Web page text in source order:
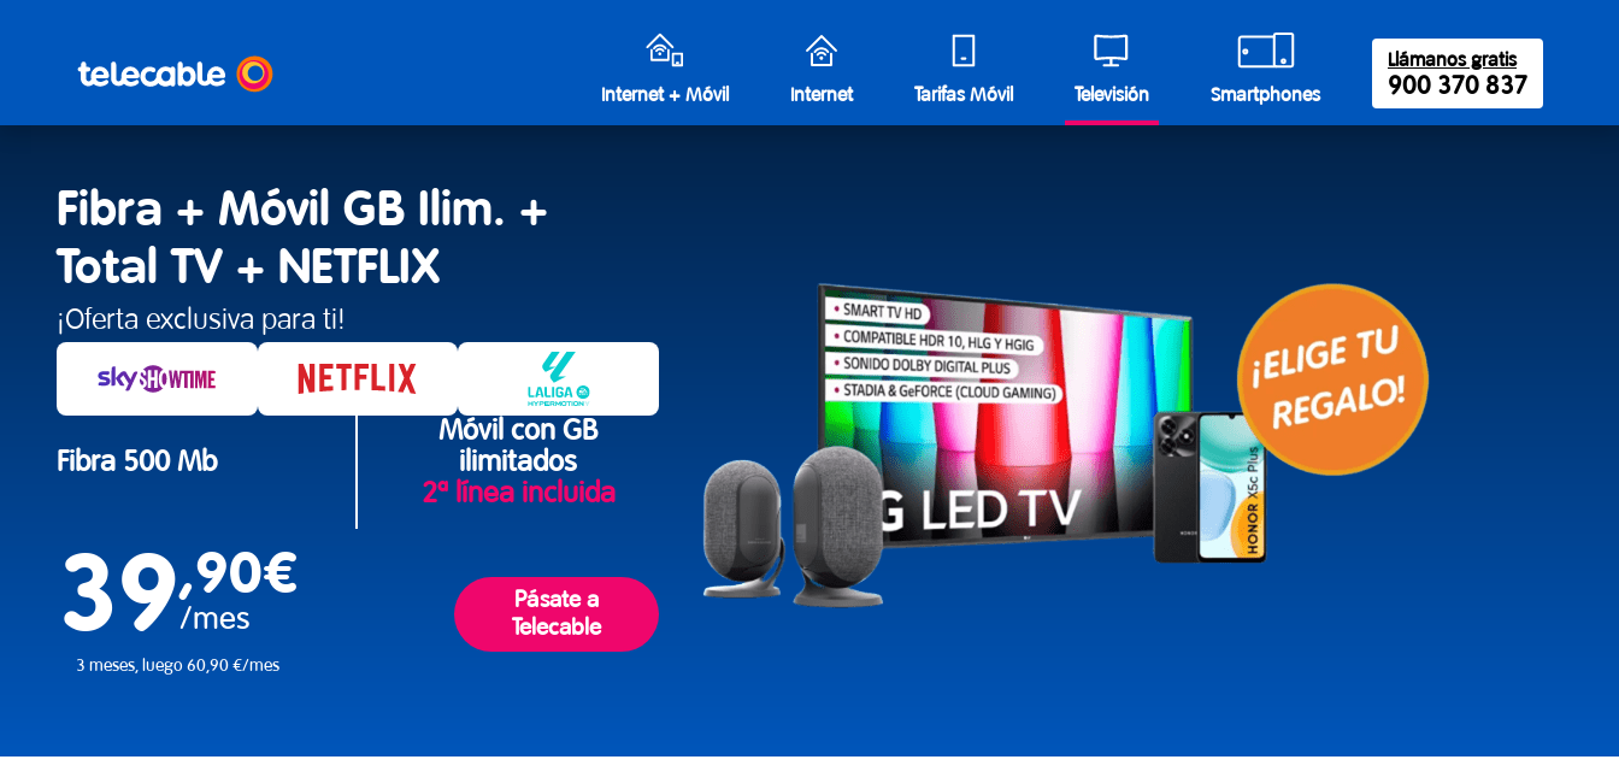
Internet + Móvil Internet Tarifas Móvil Televisión Smartphones
Llámanos gratis
900 370 837
Fibra + Móvil GB Ilim. +
Total TV + NETFLIX
¡Oferta exclusiva para ti!
Fibra 500 Mb
Móvil con GB
ilimitados
2ª línea incluida
39,90€
/mes
3 meses, luego 60,90 €/mes
Pásate a
Telecable